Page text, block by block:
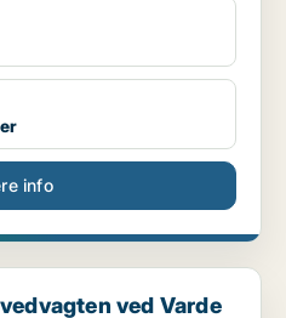
info
ved Varde garnison.....
ved Varde